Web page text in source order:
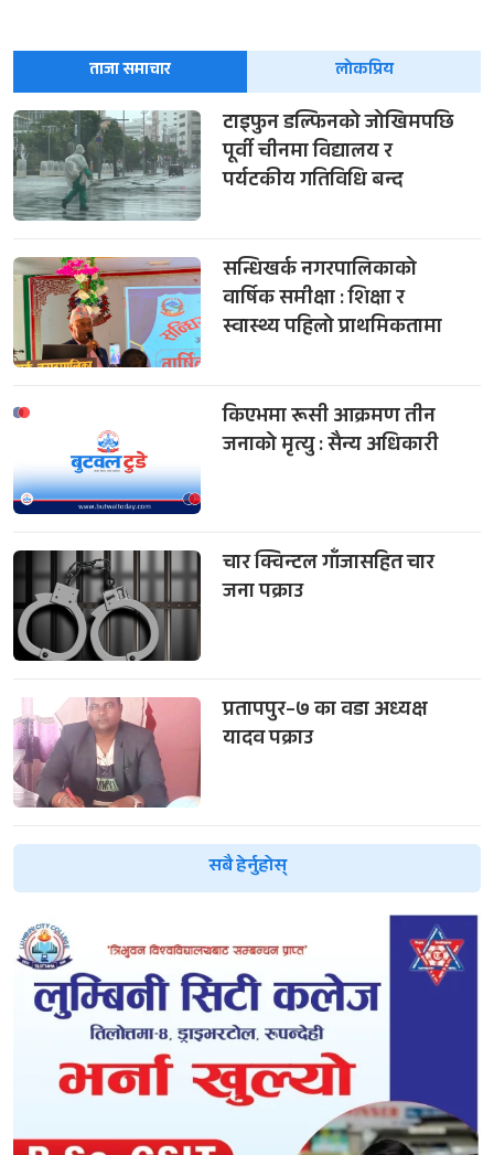
ताजा समाचार लोकप्रिय
टाइफुन डल्फिनको जोखिमपछि
पूर्वी चीनमा विद्यालय र
पर्यटकीय गतिविधि बन्द
सन्धिखर्क नगरपालिकाको
वार्षिक समीक्षा : शिक्षा र
स्वास्थ्य पहिलो प्राथमिकतामा
किएभमा रूसी आक्रमण तीन
जनाको मृत्यु : सैन्य अधिकारी
चार क्विन्टल गाँजासहित चार
जना पक्राउ
प्रतापपुर–७ का वडा अध्यक्ष
यादव पक्राउ
सबै हेर्नुहोस्